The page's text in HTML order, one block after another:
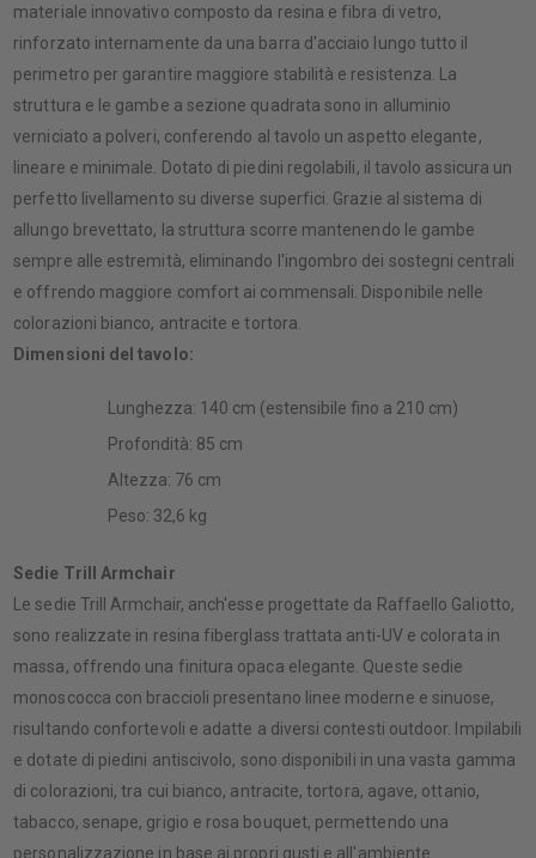
materiale innovativo composto da resina e fibra di vetro,
rinforzato internamente da una barra d'acciaio lungo tutto il
perimetro per garantire maggiore stabilità e resistenza. La
struttura e le gambe a sezione quadrata sono in alluminio
verniciato a polveri, conferendo al tavolo un aspetto elegante,
lineare e minimale. Dotato di piedini regolabili, il tavolo assicura un
perfetto livellamento su diverse superfici. Grazie al sistema di
allungo brevettato, la struttura scorre mantenendo le gambe
sempre alle estremità, eliminando l'ingombro dei sostegni centrali
e offrendo maggiore comfort ai commensali. Disponibile nelle
colorazioni bianco, antracite e tortora.​
Dimensioni del tavolo:
Lunghezza: 140 cm (estensibile fino a 210 cm)​
Profondità: 85 cm​
Altezza: 76 cm​
Peso: 32,6 kg​
Sedie Trill Armchair
Le sedie Trill Armchair, anch'esse progettate da Raffaello Galiotto,
sono realizzate in resina fiberglass trattata anti-UV e colorata in
massa, offrendo una finitura opaca elegante. Queste sedie
monoscocca con braccioli presentano linee moderne e sinuose,
risultando confortevoli e adatte a diversi contesti outdoor. Impilabili
e dotate di piedini antiscivolo, sono disponibili in una vasta gamma
di colorazioni, tra cui bianco, antracite, tortora, agave, ottanio,
tabacco, senape, grigio e rosa bouquet, permettendo una
personalizzazione in base ai propri gusti e all'ambiente